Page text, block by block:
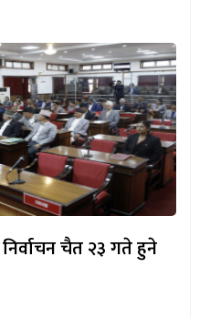
निर्वाचन चैत २३ गते हुने